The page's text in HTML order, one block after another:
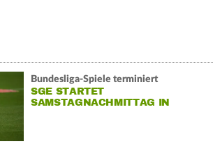
Bundesliga-Spiele terminiert
SGE STARTET
SAMSTAGNACHMITTAG IN